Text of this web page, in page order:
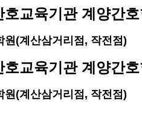
교육기관 계양간
원(계산삼거리점, 작전점)
교육기관 계양간
원(계산삼거리점, 작전점)